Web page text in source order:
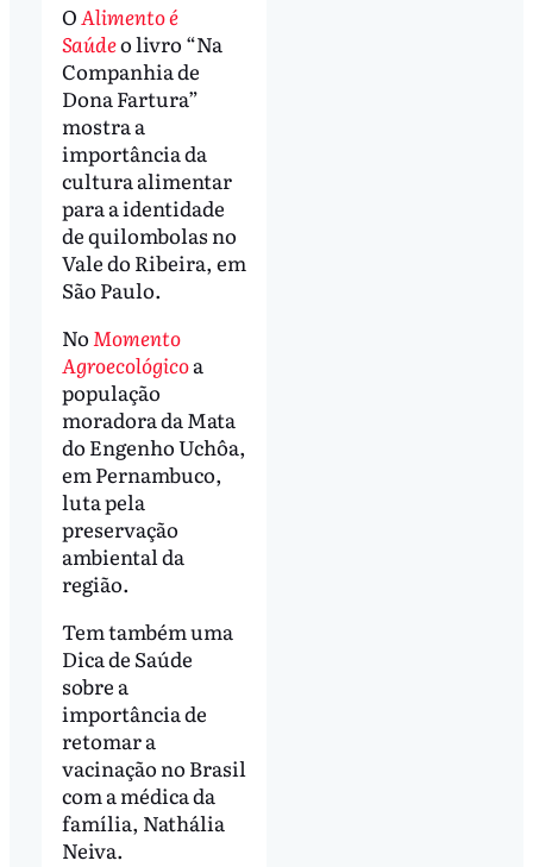
OAlimento é
Saúdeo livro “Na
Companhia de
Dona Fartura”
mostra a
importância da
cultura alimentar
para a identidade
de quilombolas no
Vale do Ribeira, em
São Paulo.
NoMomento
Agroecológicoa
população
moradora da Mata
do Engenho Uchôa,
em Pernambuco,
luta pela
preservação
ambiental da
região.
Tem também uma
Dica de Saúde
sobre a
importância de
retomar a
vacinação no Brasil
com a médica da
família, Nathália
Neiva.